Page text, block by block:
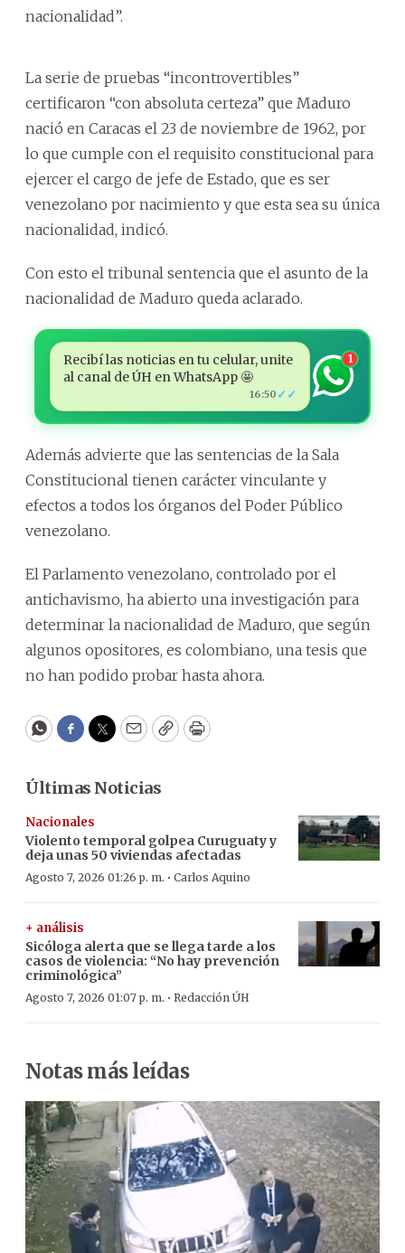
nacionalidad”.
La serie de pruebas “incontrovertibles”
certificaron “con absoluta certeza” que Maduro
nació en Caracas el 23 de noviembre de 1962, por
lo que cumple con el requisito constitucional para
ejercer el cargo de jefe de Estado, que es ser
venezolano por nacimiento y que esta sea su única
nacionalidad, indicó.
Con esto el tribunal sentencia que el asunto de la
nacionalidad de Maduro queda aclarado.
Recibí las noticias en tu celular, unite
al canal de ÚH en WhatsApp 🤩
16:50 ✓✓
1
Además advierte que las sentencias de la Sala
Constitucional tienen carácter vinculante y
efectos a todos los órganos del Poder Público
venezolano.
El Parlamento venezolano, controlado por el
antichavismo, ha abierto una investigación para
determinar la nacionalidad de Maduro, que según
algunos opositores, es colombiano, una tesis que
no han podido probar hasta ahora.
WhatsApp
Facebook
Twitter
EmailCopyPrint
Últimas Noticias
Nacionales
Violento temporal golpea Curuguaty y
deja unas 50 viviendas afectadas
Agosto 7, 2026 01:26 p. m. · Carlos Aquino
+ análisis
Sicóloga alerta que se llega tarde a los
casos de violencia: “No hay prevención
criminológica”
Agosto 7, 2026 01:07 p. m. · Redacción ÚH
Notas más leídas